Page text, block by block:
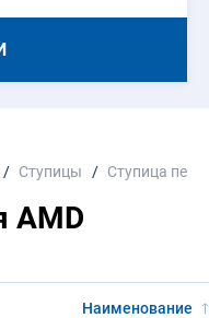
Ступицы Ступица
AMD
Наименование